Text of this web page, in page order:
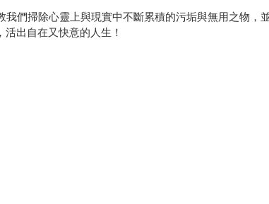
們掃除心靈上與現實中不斷累積的污垢與無用之物，
出自在又快意的人生！